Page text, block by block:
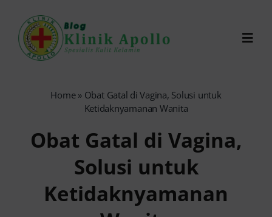
content
Reservasi Online
Home» Obat Gatal di Vagina, Solusi untuk
Ketidaknyamanan Wanita
Obat Gatal di Vagina,
Solusi untuk
Ketidaknyamanan